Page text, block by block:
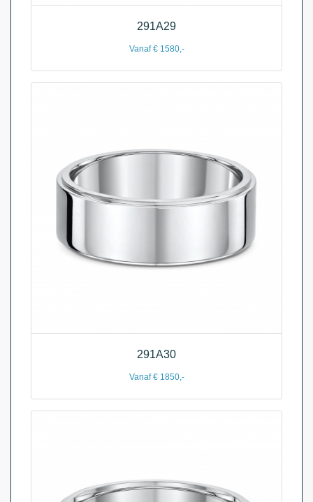
291A29
Vanaf € 1580,-
291A30
Vanaf € 1850,-